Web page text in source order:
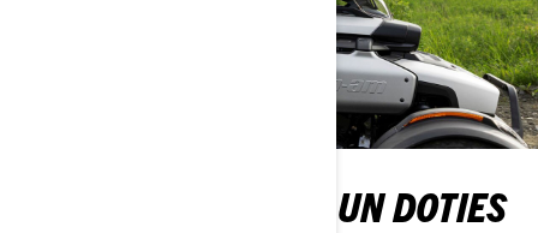
LAIKS SAKRAVĀTIES UN DOTIES